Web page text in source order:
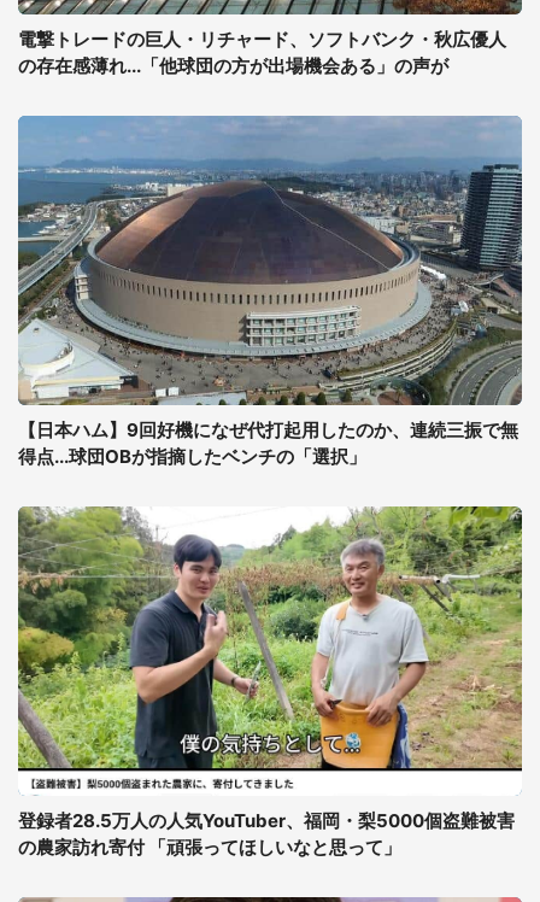
電撃トレードの巨人・リチャード、ソフトバンク・秋広優人
の存在感薄れ...「他球団の方が出場機会ある」の声が
【日本ハム】9回好機になぜ代打起用したのか、連続三振で無
得点...球団OBが指摘したベンチの「選択」
登録者28.5万人の人気YouTuber、福岡・梨5000個盗難被害
の農家訪れ寄付 「頑張ってほしいなと思って」